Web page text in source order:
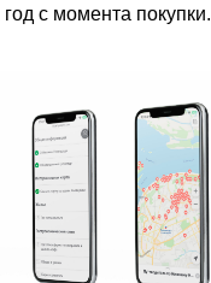
с момента покупки.